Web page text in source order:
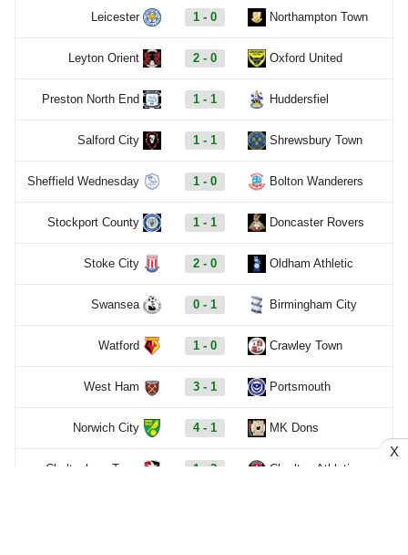
Leicester 1 - 0 Northampton Town
Leyton Orient 2 - 0 Oxford United
Preston North End 1 - 1 Huddersfiel
Salford City 1 - 1 Shrewsbury Town
Sheffield Wednesday 1 - 0 Bolton Wanderers
Stockport County 1 - 1 Doncaster Rovers
Stoke City 2 - 0 Oldham Athletic
Swansea 0 - 1 Birmingham City
Watford 1 - 0 Crawley Town
West Ham 3 - 1 Portsmouth
Norwich City 4 - 1 MK Dons
Cheltenham Town 1 - 3 Charlton Athletic
X